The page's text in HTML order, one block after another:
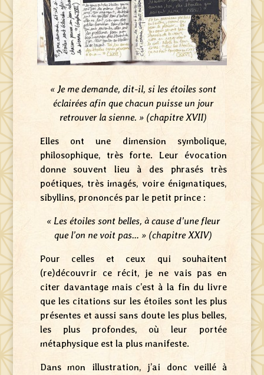
« Je me demande, dit-il, si les étoiles sont
éclairées afin que chacun puisse un jour
retrouver la sienne. » (chapitre XVII)
Elles ont une dimension symbolique,
philosophique, très forte. Leur évocation
donne souvent lieu à des phrasés très
poétiques, très imagés, voire énigmatiques,
sibyllins, prononcés par le petit prince :
« Les étoiles sont belles, à cause d’une fleur
que l’on ne voit pas… » (chapitre XXIV)
Pour celles et ceux qui souhaitent
(re)découvrir ce récit, je ne vais pas en
citer davantage mais c’est à la fin du livre
que les citations sur les étoiles sont les plus
présentes et aussi sans doute les plus belles,
les plus profondes, où leur portée
métaphysique est la plus manifeste.
Dans mon illustration, j’ai donc veillé à